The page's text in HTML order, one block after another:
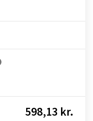
598,13 kr.